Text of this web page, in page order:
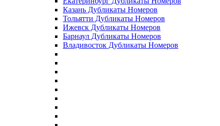
Казань Дубликаты Номеров
Тольятти Дубликаты Номеров
Ижевск Дубликаты Номеров
Барнаул Дубликаты Номеров
Владивосток Дубликаты Номеров